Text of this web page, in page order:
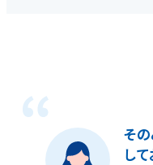
そ
して